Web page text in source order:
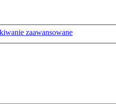
zaawansowane